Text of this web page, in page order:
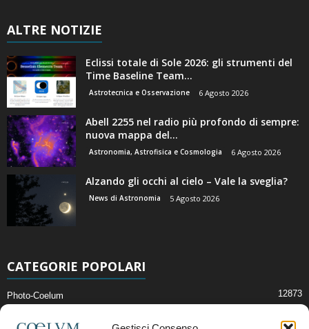
ALTRE NOTIZIE
Eclissi totale di Sole 2026: gli strumenti del
Time Baseline Team...
Astrotecnica e Osservazione 6 Agosto 2026
Abell 2255 nel radio più profondo di sempre:
nuova mappa del...
Astronomia, Astrofisica e Cosmologia 6 Agosto 2026
Alzando gli occhi al cielo – Vale la sveglia?
News di Astronomia 5 Agosto 2026
CATEGORIE POPOLARI
Photo-Coelum 12873